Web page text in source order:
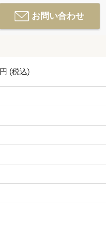
お問い合わせ
(税込)